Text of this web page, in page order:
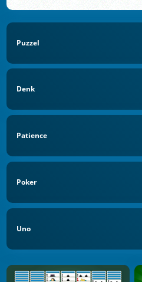
Puzzel
Denk
Patience
Poker
Uno